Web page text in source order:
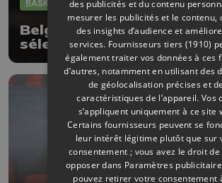
BASKET
Belgian Lions : Lionel
sélectionneur intérimaire
des publicités et du contenu
mesurer les publicités et le contenu,
des insights d’audience et
services. Fournisseurs tiers (1910)
également traiter vos données à ces
d’autres, notamment en utilisant des
de géolocalisation précises et
caractéristiques de l’appareil. Vos
s’appliquent uniquement à ce site
Certains fournisseurs peuvent se
leur intérêt légitime plutôt que sur
consentement ; vous avez le droit de
opposer dans Paramètres
pouvez retirer votre consentement